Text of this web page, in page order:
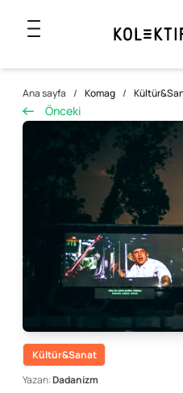
Ana sayfa / Komag /
Önceki
Kültür&Sanat
Yazan:Dadanizm